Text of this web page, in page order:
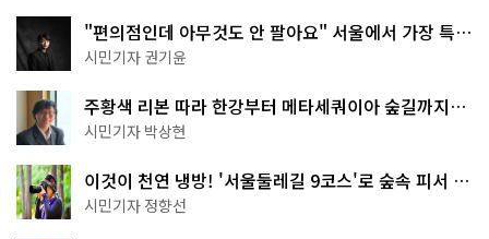
"편의점인데 아무것도 안 팔아요" 서울에서 가장 특별
한 편의점의 정체
시민기자 권기윤
주황색 리본 따라 한강부터 메타세쿼이아 숲길까지…
서울둘레길 15코스
시민기자 박상현
이것이 천연 냉방! '서울둘레길 9코스'로 숲속 피서 떠
나볼까
시민기자 정향선